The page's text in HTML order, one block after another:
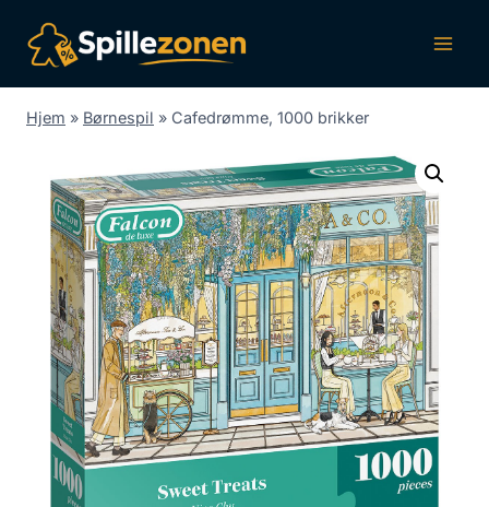
indhold
Hjem » Børnespil » Cafedrømme, 1000 brikker